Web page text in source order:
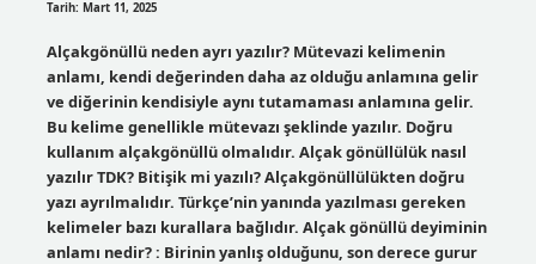
Tarih: Mart 11, 2025
Alçakgönüllü neden ayrı yazılır? Mütevazi kelimenin
anlamı, kendi değerinden daha az olduğu anlamına gelir
ve diğerinin kendisiyle aynı tutamaması anlamına gelir.
Bu kelime genellikle mütevazı şeklinde yazılır. Doğru
kullanım alçakgönüllü olmalıdır. Alçak gönüllülük nasıl
yazılır TDK? Bitişik mi yazılı? Alçakgönüllülükten doğru
yazı ayrılmalıdır. Türkçe’nin yanında yazılması gereken
kelimeler bazı kurallara bağlıdır. Alçak gönüllü deyiminin
anlamı nedir? : Birinin yanlış olduğunu, son derece gurur